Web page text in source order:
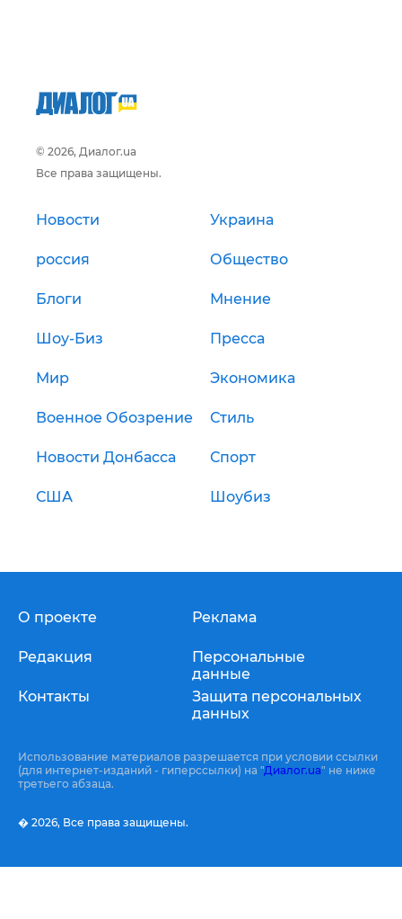
© 2026, Диалог.ua
Все права защищены.
Новости Украина
россия Общество
Блоги Мнение
Шоу-Биз Пресса
Мир Экономика
Военное Обозрение Стиль
Новости Донбасса Спорт
США Шоубиз
О проекте
Редакция
Контакты
Реклама
Персональные
данные
Защита персональных
данных
Использование материалов разрешается при условии ссылки
(для интернет-изданий - гиперссылки) на "Диалог.ua" не ниже
третьего абзаца.
� 2026, Все права защищены.